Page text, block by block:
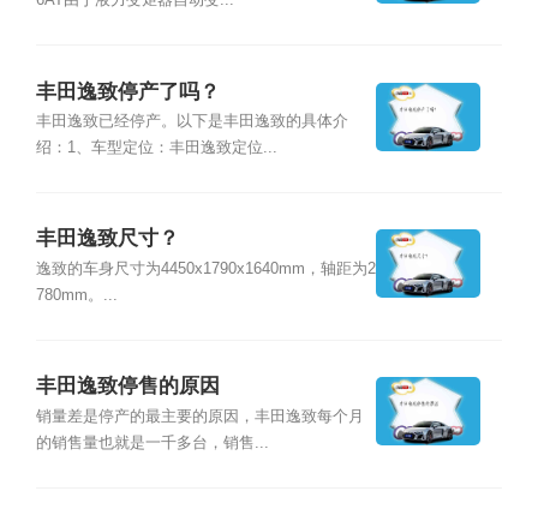
丰田逸致停产了吗？
丰田逸致已经停产。以下是丰田逸致的具体介
绍：1、车型定位：丰田逸致定位...
丰田逸致尺寸？
逸致的车身尺寸为4450x1790x1640mm，轴距为2
780mm。...
丰田逸致停售的原因
销量差是停产的最主要的原因，丰田逸致每个月
的销售量也就是一千多台，销售...